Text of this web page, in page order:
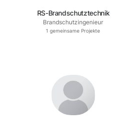
RS-Brandschutztechnik
Brandschutzingenieur
1 gemeinsame Projekte